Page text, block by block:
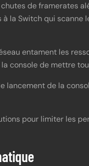
de framerates
à la Switch qui
entament les
console de mettre
lancement de la
pour limiter les